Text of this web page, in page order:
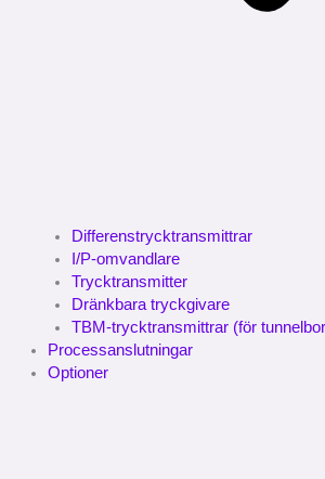
Differenstrycktransmittrar
I/P-omvandlare
Trycktransmitter
Dränkbara tryckgivare
TBM-trycktransmittrar (för
Processanslutningar
Optioner